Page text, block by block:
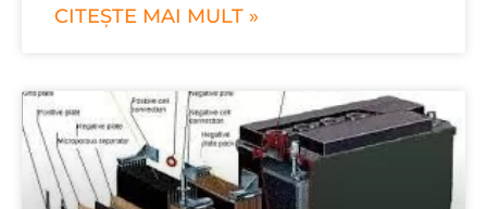
CITEȘTE MAI MULT »